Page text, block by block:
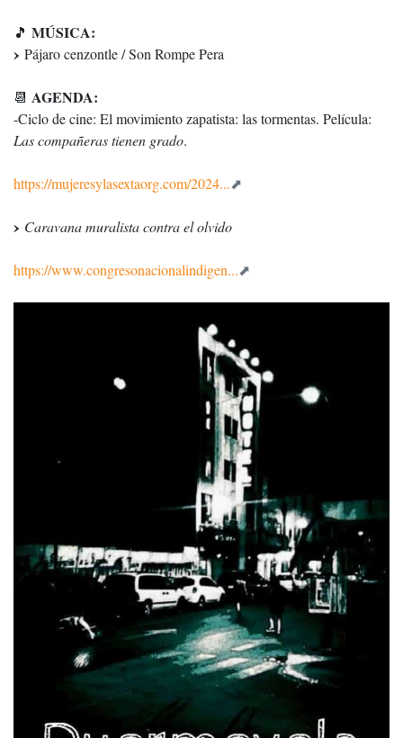
🎵 MÚSICA:
Pájaro cenzontle / Son Rompe Pera
📆 AGENDA:
-Ciclo de cine: El movimiento zapatista: las tormentas. Película:
Las compañeras tienen grado.
https://mujeresylasextaorg.com/2024...
Caravana muralista contra el olvido
https://www.congresonacionalindigen...